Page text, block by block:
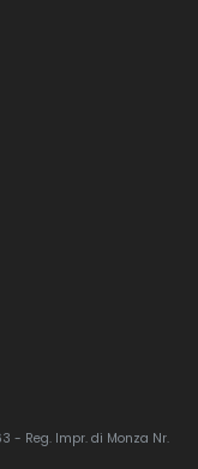
- Reg. Impr. di Monza Nr.